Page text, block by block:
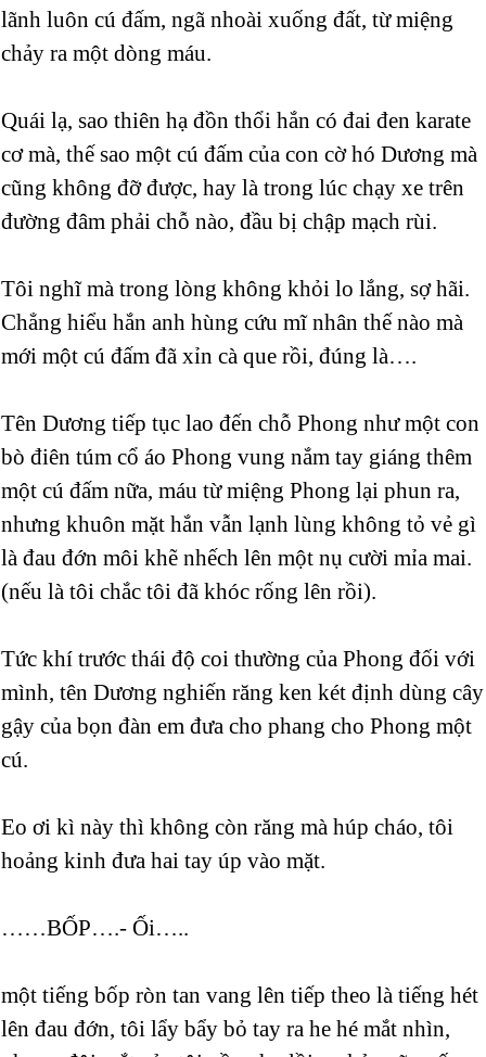
lãnh luôn cú đấm, ngã nhoài xuống đất, từ miệng
chảy ra một dòng máu.
Quái lạ, sao thiên hạ đồn thổi hắn có đai đen karate
cơ mà, thế sao một cú đấm của con cờ hó Dương mà
cũng không đỡ được, hay là trong lúc chạy xe trên
đường đâm phải chỗ nào, đầu bị chập mạch rùi.
Tôi nghĩ mà trong lòng không khỏi lo lắng, sợ hãi.
Chẳng hiểu hắn anh hùng cứu mĩ nhân thế nào mà
mới một cú đấm đã xỉn cà que rồi, đúng là….
Tên Dương tiếp tục lao đến chỗ Phong như một con
bò điên túm cổ áo Phong vung nắm tay giáng thêm
một cú đấm nữa, máu từ miệng Phong lại phun ra,
nhưng khuôn mặt hắn vẫn lạnh lùng không tỏ vẻ gì
là đau đớn môi khẽ nhếch lên một nụ cười mỉa mai.
(nếu là tôi chắc tôi đã khóc rống lên rồi).
Tức khí trước thái độ coi thường của Phong đối với
mình, tên Dương nghiến răng ken két định dùng cây
gậy của bọn đàn em đưa cho phang cho Phong một
cú.
Eo ơi kì này thì không còn răng mà húp cháo, tôi
hoảng kinh đưa hai tay úp vào mặt.
……BỐP….- Ối…..
một tiếng bốp ròn tan vang lên tiếp theo là tiếng hét
lên đau đớn, tôi lẩy bẩy bỏ tay ra he hé mắt nhìn,